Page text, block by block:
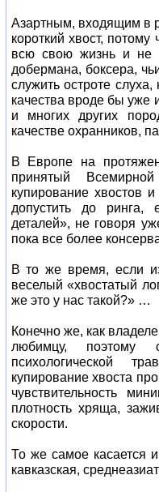
Азартным, входящим в
короткий хвост,
всю свою жизнь и не
добермана, боксера,
служить остроте
качества вроде бы уже
и многих других
качестве охранников,
В Европе на
принятый
купирование хвостов
допустить до ринга,
деталей», не говоря
пока все более
В то же время, если
веселый «хвостатый
же это у нас такой?» …
Конечно же, как
любимцу,
психологической
купирование хвоста
чувствительность
плотность хряща,
скорости.
То же самое касается
кавказская,